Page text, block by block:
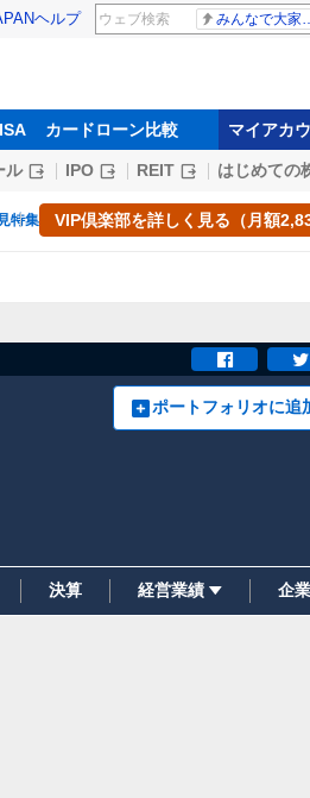
ヘルプ みんなで大家さん 2881億円
カードローン比較 マイアカ
ル IPO REIT はじめての
特集 VIP倶楽部を詳しく見る（月額
ポートフォリオに追
決算 経営業績 企